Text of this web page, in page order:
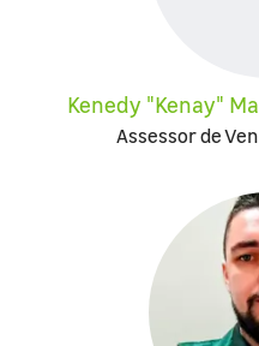
Kenedy "Kenay"
Assessor de